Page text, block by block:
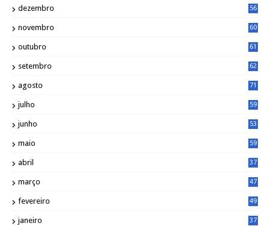
dezembro 56
novembro 60
outubro 61
setembro 62
agosto 71
julho 59
junho 53
maio 59
abril 37
março 47
fevereiro 49
janeiro 37